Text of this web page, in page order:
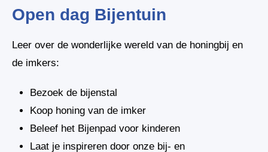
Open dag Bijentuin
Leer over de wonderlijke wereld van de honingbij en
de imkers:
Bezoek de bijenstal
Koop honing van de imker
Beleef het Bijenpad voor kinderen
Laat je inspireren door onze bij- en